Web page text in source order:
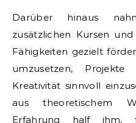
Darüber hinaus
zusätzlichen Kursen
Fähigkeiten gezielt
umzusetzen,
Kreativität sinnvoll
aus theoretischem
Erfahrung half ihm,